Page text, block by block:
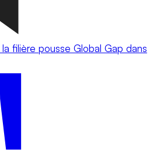
filière pousse Global Gap dans